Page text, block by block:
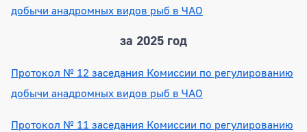
добычи анадромных видов рыб в ЧАО
за 2025 год
Протокол № 12 заседания Комиссии по регулированию
добычи анадромных видов рыб в ЧАО
Протокол № 11 заседания Комиссии по регулированию